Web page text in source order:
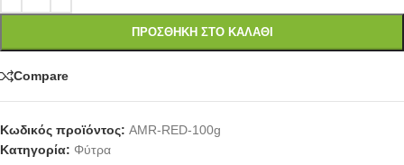
ΠΡΟΣΘΉΚΗ ΣΤΟ ΚΑΛΆΘΙ
Compare
Κωδικός προϊόντος: AMR-RED-100g
Κατηγορία: Φύτρα